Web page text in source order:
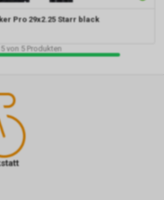
Pro 29x2.25 Starr black
5 von 5 Produkten